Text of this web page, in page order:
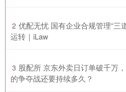
2 优配无忧 国有企业合规管理“三
运转｜iLaw
3 股配所 京东外卖日订单破千万
的争夺战还要持续多久？